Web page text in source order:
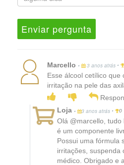
Enviar pergunta
Marcello • 3 anos atrás •
Esse álcool cetílico que
irritação na pele das
Loja • 3 anos atrás • 0
Olá @marcello,
é um componente
Possui uma fórmula
irritações, suspenda
médico. Obrigado e